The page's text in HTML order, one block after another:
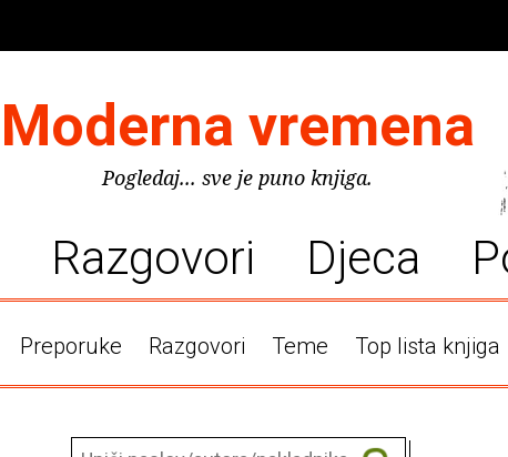
Moderna vremena
Pogledaj... sve je puno knjiga.
Razgovori Djeca
Preporuke Razgovori Teme Top lista knjiga